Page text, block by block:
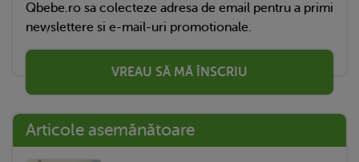
Qbebe.ro sa colecteze adresa de email pentru a primi
newslettere si e-mail-uri promotionale.
VREAU SĂ MĂ ÎNSCRIU
Articole asemănătoare